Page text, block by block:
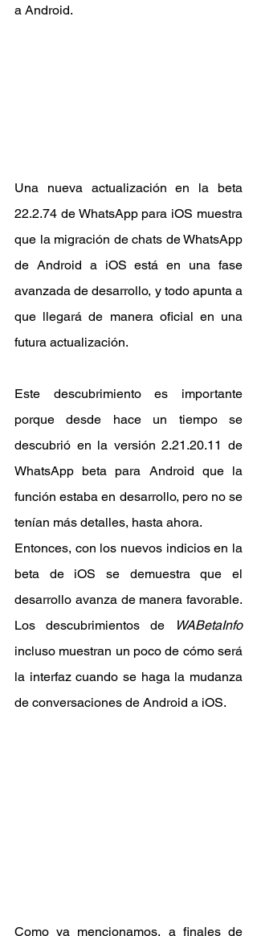
a Android.
Una nueva actualización en la beta
22.2.74 de WhatsApp para iOS muestra
que la migración de chats de WhatsApp
de Android a iOS está en una fase
avanzada de desarrollo, y todo apunta a
que llegará de manera oficial en una
futura actualización.
Este descubrimiento es importante
porque desde hace un tiempo se
descubrió en la versión 2.21.20.11 de
WhatsApp beta para Android que la
función estaba en desarrollo, pero no se
tenían más detalles, hasta ahora.
Entonces, con los nuevos indicios en la
beta de iOS se demuestra que el
desarrollo avanza de manera favorable.
Los descubrimientos de
WABetaInfo
incluso muestran un poco de cómo será
la interfaz cuando se haga la mudanza
de conversaciones de Android a iOS.
Como ya mencionamos, a finales de